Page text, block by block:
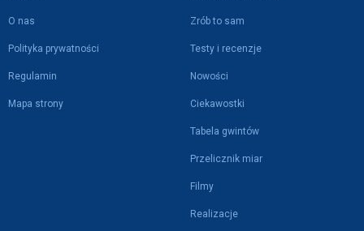
O nas
Polityka prywatności
Regulamin
Mapa strony
Zrób to sam
Testy i recenzje
Nowości
Ciekawostki
Tabela gwintów
Przelicznik miar
Filmy
Realizacje